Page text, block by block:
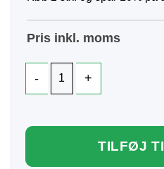
Pris inkl. moms
TILFØJ